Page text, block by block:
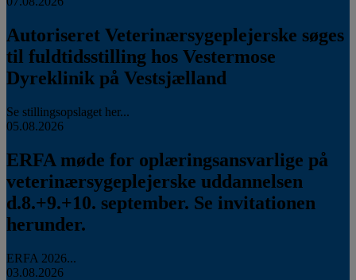
Autoriseret Veterinærsygeplejerske søges
til fuldtidsstilling hos Vestermose
Dyreklinik på Vestsjælland
Se stillingsopslaget her...
05.08.2026
ERFA møde for oplæringsansvarlige på
veterinærsygeplejerske uddannelsen
d.8.+9.+10. september. Se invitationen
herunder.
ERFA 2026...
03.08.2026